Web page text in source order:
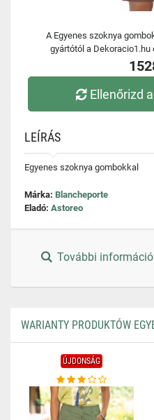
A Egyenes szoknya
gyártótól a Dekoracio1.hu
Ellenőrizd
LEÍRÁS
Egyenes szoknya gombokkal
Márka: Blancheporte
Eladó: Astoreo
További
WARIANTY PRODUKTÓW
ÚJDONSÁG